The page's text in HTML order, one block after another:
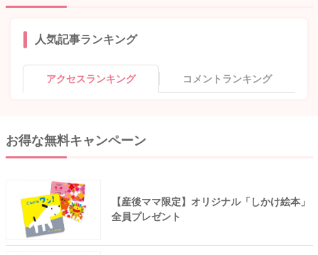
人気記事ランキング
アクセスランキング コメントランキング
お得な無料キャンペーン
【産後ママ限定】オリジナル「しかけ絵本」
全員プレゼント